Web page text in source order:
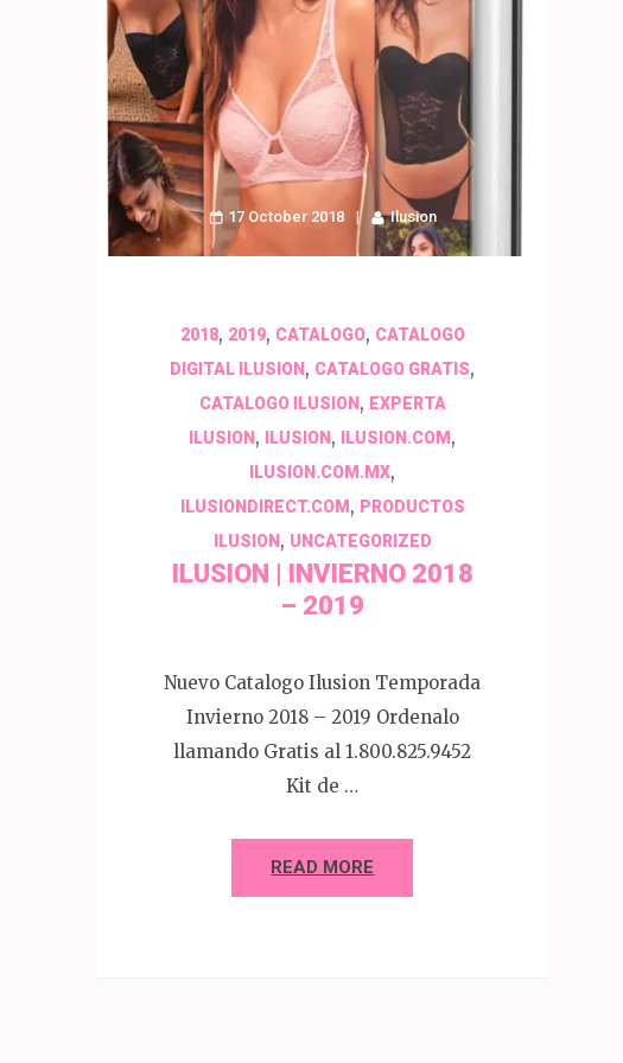
17 October 2018 Ilusion
2018, 2019, CATALOGO, CATALOGO
DIGITAL ILUSION , CATALOGO GRATIS,
CATALOGO ILUSION, EXPERTA
ILUSION , ILUSION , ILUSION.COM ,
ILUSION.COM.MX,
ILUSIONDIRECT.COM , PRODUCTOS
ILUSION, UNCATEGORIZED
ILUSION | INVIERNO 2018
– 2019
Nuevo Catalogo Ilusion Temporada
Invierno 2018 – 2019 Ordenalo
llamando Gratis al 1.800.825.9452
Kit de …
READ MORE